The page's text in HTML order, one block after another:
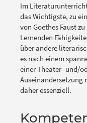
Im
das Wichtigste, zu
von Goethes Faust
Lernenden
über andere
es nach einem
einer Theater- und/
Auseinandersetzung
daher essenziell.